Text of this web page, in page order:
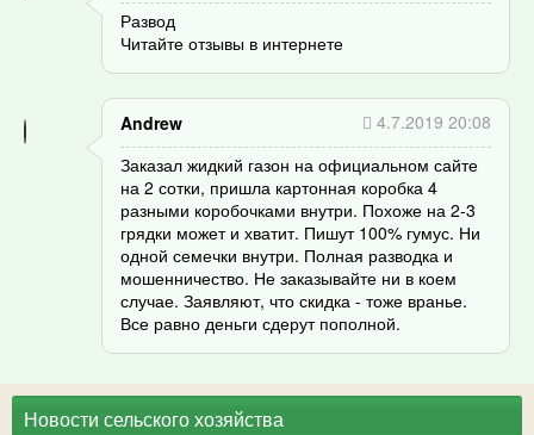
Развод
Читайте отзывы в интернете
Andrew
4.7.2019 20:08
Заказал жидкий газон на официальном сайте
на 2 сотки, пришла картонная коробка 4
разными коробочками внутри. Похоже на 2-3
грядки может и хватит. Пишут 100% гумус. Ни
одной семечки внутри. Полная разводка и
мошенничество. Не заказывайте ни в коем
случае. Заявляют, что скидка - тоже вранье.
Все равно деньги сдерут пополной.
Новости сельского хозяйства